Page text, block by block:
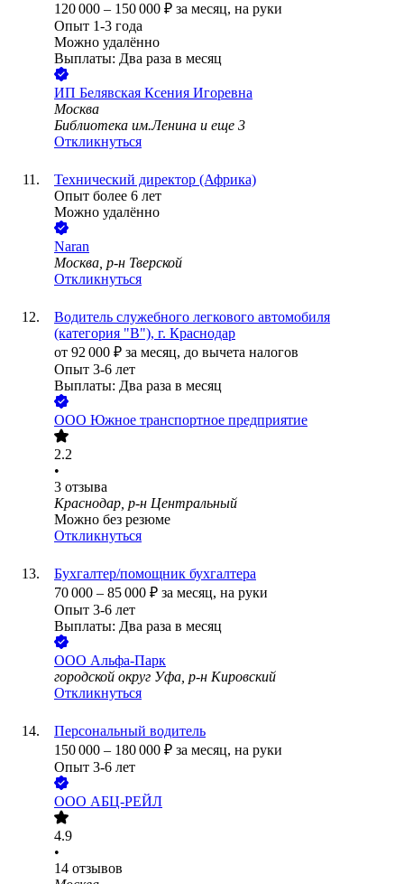
120 000 – 150 000 ₽ за месяц, на руки
Опыт 1-3 года
Можно удалённо
Выплаты: Два раза в месяц
ИП Белявская Ксения Игоревна
Москва
Библиотека им.Ленина и еще 3
Откликнуться
Технический директор (Африка)
Опыт более 6 лет
Можно удалённо
Naran
Москва, р-н Тверской
Откликнуться
Водитель служебного легкового автомобиля
(категория "В"), г. Краснодар
от 92 000 ₽ за месяц, до вычета налогов
Опыт 3-6 лет
Выплаты: Два раза в месяц
ООО Южное транспортное предприятие
2.2
•
3 отзыва
Краснодар, р-н Центральный
Можно без резюме
Откликнуться
Бухгалтер/помощник бухгалтера
70 000 – 85 000 ₽ за месяц, на руки
Опыт 3-6 лет
Выплаты: Два раза в месяц
ООО Альфа-Парк
городской округ Уфа, р-н Кировский
Откликнуться
Персональный водитель
150 000 – 180 000 ₽ за месяц, на руки
Опыт 3-6 лет
ООО АБЦ-РЕЙЛ
4.9
•
14 отзывов